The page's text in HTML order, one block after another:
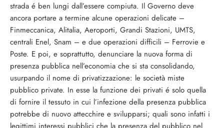
strada é ben lungi dall’essere compiuta. Il Governo deve
ancora portare a termine alcune operazioni delicate –
Finmeccanica, Alitalia, Aeroporti, Grandi Stazioni, UMTS,
centrali Enel, Snam – e due operazioni difficili – Ferrovie e
Poste. E poi, e soprattutto, denunciare la nuova forma di
presenza pubblica nell’economia che si sta consolidando,
usurpando il nome di privatizzazione: le società miste
pubblico private. In esse la funzione dei privati é solo quella
di fornire il tessuto in cui l’infezione della presenza pubblica
potrebbe di nuovo attecchire e svilupparsi; quali sono infatti i